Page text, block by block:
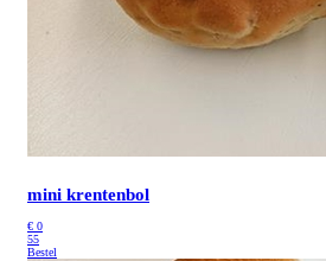
mini krentenbol
€ 0
55
Bestel